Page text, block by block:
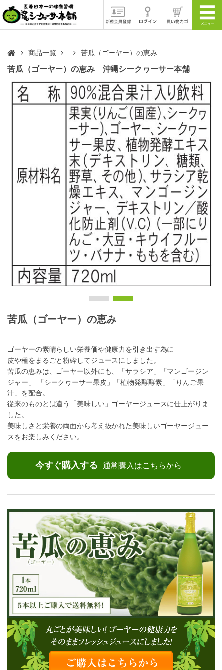
商品一覧 苦瓜（ゴーヤー）の恵み
苦瓜（ゴーヤー）の恵み 沖縄シークヮーサー本舗
苦瓜（ゴーヤー）の恵み
ゴーヤーの素晴らしい栄養価や健康力を引き出す為に
皮や種をまるごと粉砕してジュースにしました。
苦瓜の恵みは、ゴーヤー以外にも、「サラシア」「マンゴージン
ジャー」 「シークヮーサー果皮」「植物発酵酵素」「りんご果
汁」を配合。
従来のものとは違う「美味しい」ゴーヤージュースに仕上がりま
した。
美味しさと栄養の両面から考え抜かれた美味しいゴーヤージュー
スをお楽しみください。
今すぐ購入する 通常購入はこちらから